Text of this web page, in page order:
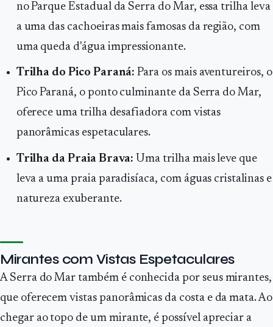
no Parque Estadual da Serra do Mar, essa trilha leva
a uma das cachoeiras mais famosas da região, com
uma queda d'água impressionante.
Trilha do Pico Paraná: Para os mais aventureiros, o
Pico Paraná, o ponto culminante da Serra do Mar,
oferece uma trilha desafiadora com vistas
panorâmicas espetaculares.
Trilha da Praia Brava: Uma trilha mais leve que
leva a uma praia paradisíaca, com águas cristalinas e
natureza exuberante.
Mirantes com Vistas Espetaculares
A Serra do Mar também é conhecida por seus mirantes,
que oferecem vistas panorâmicas da costa e da mata. Ao
chegar ao topo de um mirante, é possível apreciar a